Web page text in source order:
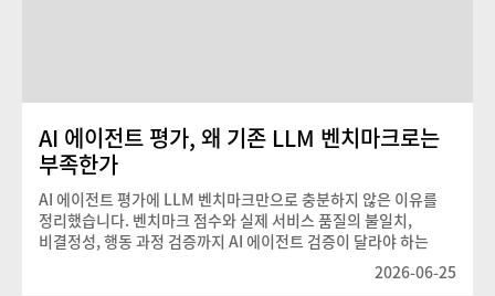
AI 에이전트 평가, 왜 기존 LLM 벤치마크로는
부족한가
AI 에이전트 평가에 LLM 벤치마크만으로 충분하지 않은 이유를
정리했습니다. 벤치마크 점수와 실제 서비스 품질의 불일치,
비결정성, 행동 과정 검증까지 AI 에이전트 검증이 달라야 하는
2026-06-25